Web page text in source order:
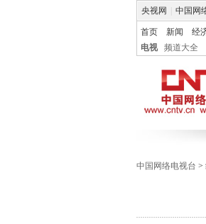
央视网 中国网
首页 新闻 经
电视
频道大全
中国网络电视台 >